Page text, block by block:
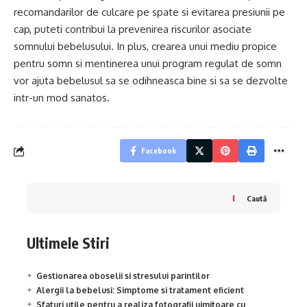
recomandarilor de culcare pe spate si evitarea presiunii pe
cap, puteti contribui la prevenirea riscurilor asociate
somnului bebelusului. In plus, crearea unui mediu propice
pentru somn si mentinerea unui program regulat de somn
vor ajuta bebelusul sa se odihneasca bine si sa se dezvolte
intr-un mod sanatos.
Facebook
Caută
Ultimele Stiri
Gestionarea oboselii si stresului parintilor
Alergii la bebelusi: Simptome si tratament eficient
Sfaturi utile pentru a realiza fotografii uimitoare cu